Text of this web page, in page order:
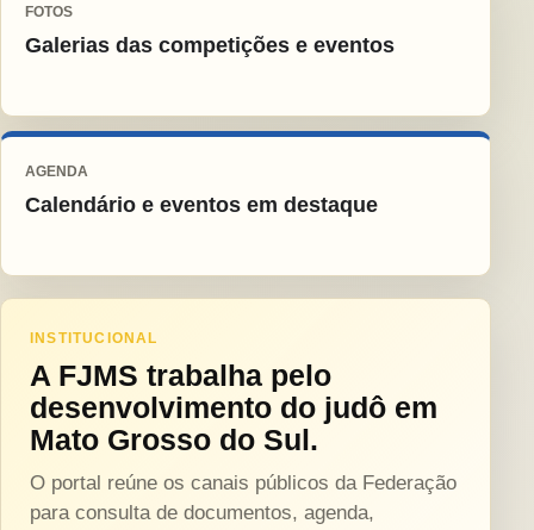
FOTOS
Galerias das competições e eventos
AGENDA
Calendário e eventos em destaque
INSTITUCIONAL
A FJMS trabalha pelo
desenvolvimento do judô em
Mato Grosso do Sul.
O portal reúne os canais públicos da Federação
para consulta de documentos, agenda,